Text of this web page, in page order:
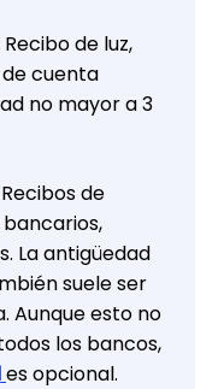
Recibo de luz,
cuenta
no mayor a 3
Recibos de
La antigüedad
suele ser
Aunque esto no
los bancos,
es opcional.